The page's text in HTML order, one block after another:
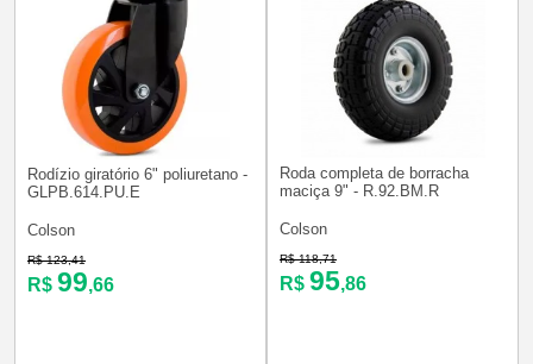
Rodízio giratório 6" poliuretano -
GLPB.614.PU.E
Colson
R$ 123,41
R$ 99,66
Roda completa de borracha
maciça 9" - R.92.BM.R
Colson
R$ 118,71
R$ 95,86